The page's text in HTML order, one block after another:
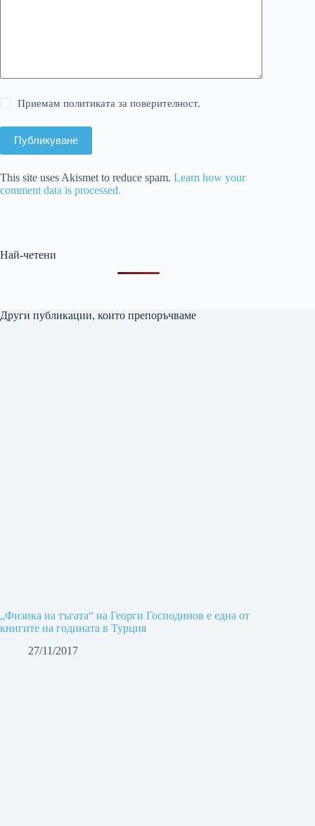
Приемам политиката за поверителност.
Публикуване
This site uses Akismet to reduce spam. Learn how your
comment data is processed.
Най-четени
Други публикации, които препоръчваме
„Физика на тъгата“ на Георги Господинов е една от
книгите на годината в Турция
27/11/2017